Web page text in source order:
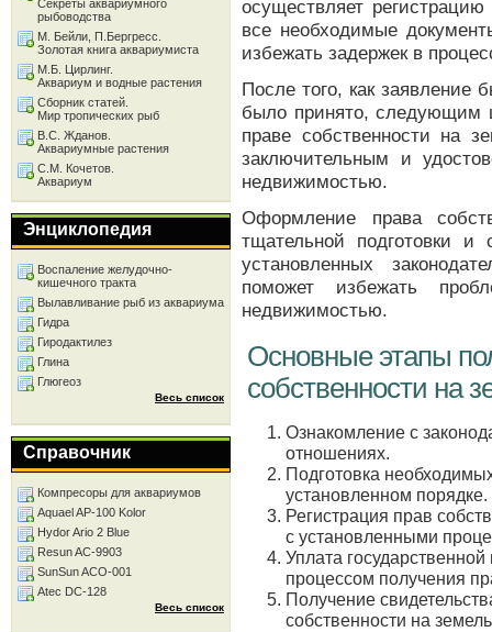
осуществляет
все необходимые
избежать задержек в
После того, как заявление
было принято, следующим
праве собственности на
заключительным и
недвижимостью.
Оформление права
тщательной подготовки
установленных
поможет избежать
недвижимостью.
Основные этапы
собственности на
Ознакомление с
отношениях.
Подготовка
установленном порядке.
Регистрация прав
с установленными
Уплата
процессом получения
Получение
собственности на
Секреты аквариумного
рыбоводства
М. Бейли, П.Бергресс.
Золотая книга аквариумиста
М.Б. Цирлинг.
Аквариум и водные растения
Сборник статей.
Мир тропических рыб
В.С. Жданов.
Аквариумные растения
С.М. Кочетов.
Аквариум
Энциклопедия
Воспаление желудочно-
кишечного тракта
Вылавливание рыб из аквариума
Гидра
Гиродактилез
Глина
Глюгеоз
Весь список
Справочник
Компресоры для аквариумов
Aquael AP-100 Kolor
Hydor Ario 2 Blue
Resun AC-9903
SunSun ACO-001
Atec DC-128
Весь список